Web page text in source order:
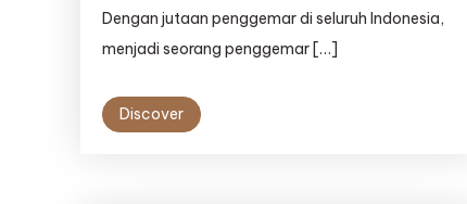
Dengan jutaan penggemar di seluruh Indonesia,
menjadi seorang penggemar […]
Discover